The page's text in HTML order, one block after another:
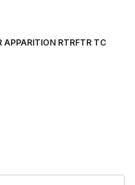
APPARITION RTRFTR TC